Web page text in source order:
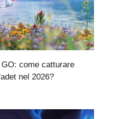
come catturare
nel 2026?